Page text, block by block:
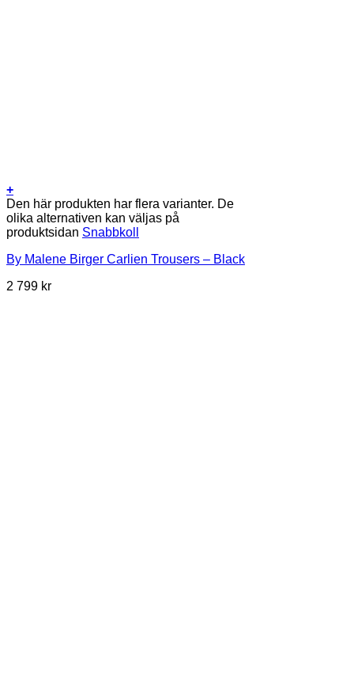
+
Den här produkten har flera varianter. De
olika alternativen kan väljas på
produktsidan Snabbkoll
By Malene Birger Carlien Trousers – Black
2 799 kr